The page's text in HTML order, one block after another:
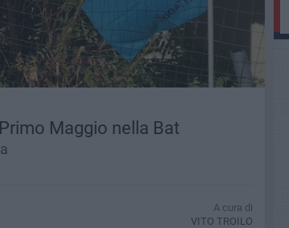
Maggio nella Bat
A cura di
VITO TROILO